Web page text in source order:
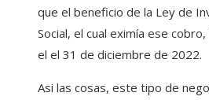
que el beneficio de la Ley de
Social, el cual eximía ese
el el 31 de diciembre de 2022.
Asi las cosas, este tipo de